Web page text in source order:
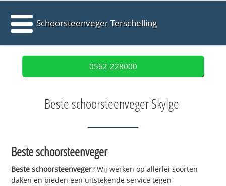
Schoorsteenveger Terschelling
0562-228000
Beste schoorsteenveger Skylge
Beste schoorsteenveger
Beste schoorsteenveger? Wij werken op allerlei soorten
daken en bieden een uitstekende service tegen